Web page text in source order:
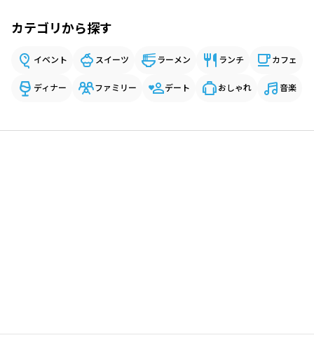
カテゴリから探す
イベント スイーツ ラーメン ランチ カフェ
ディナー ファミリー デート おしゃれ 音楽